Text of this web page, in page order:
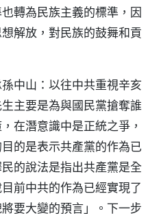
轉為民族主義的標準，因
解放，對民族的鼓舞和貢
中山：以往中共重視辛亥
主要是為與國民黨搶奪誰
在潛意識中是正統之爭，
的是表示共產黨的作為已
的說法是指出共產黨是全
前中共的作為已經實現了
要大變的預言」。下一步